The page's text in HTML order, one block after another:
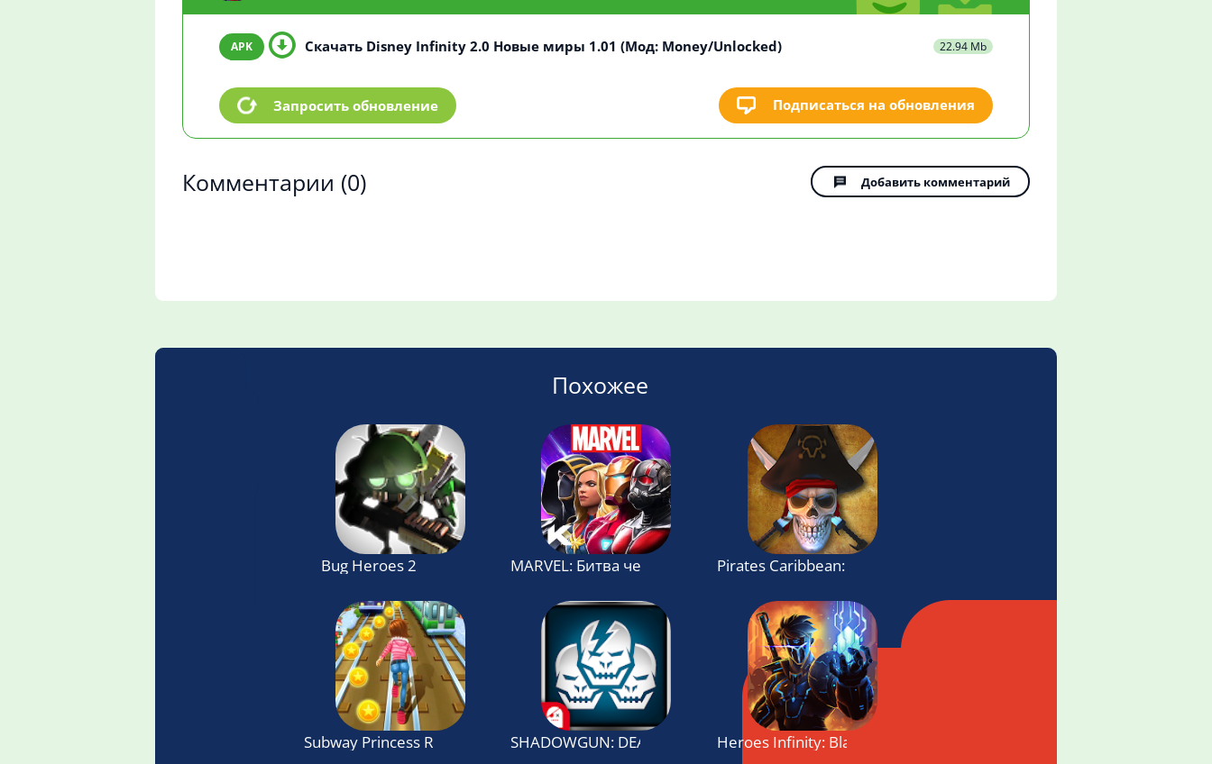
Скачать Disney Infinity 2.0 Новые миры 1.01 (Мод: Money/Unlocked) 22.94 Mb
Запросить обновление Подписаться на обновления
Комментарии (0) Добавить комментарий
Похожее
Bug Heroes 2 MARVEL: Битва чемпионов Pirates Caribbean: Dead Army - Arena Sword Fight
Subway Princess Runner SHADOWGUN: DEADZONE Heroes Infinity: Blade & Knight Online Offline RPG